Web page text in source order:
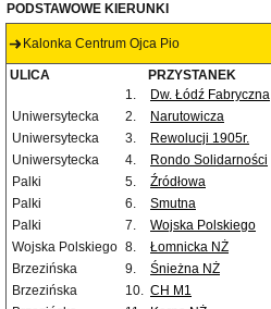
PODSTAWOWE KIERUNKI
Kalonka Centrum Ojca Pio
ULICA PRZYSTANEK
1.
Dw. Łódź Fabryczna
Uniwersytecka
2. Narutowicza
Uniwersytecka
3. Rewolucji 1905r.
Uniwersytecka
4. Rondo Solidarności
Palki
5. Źródłowa
Palki
6. Smutna
Palki
7. Wojska Polskiego
Wojska Polskiego 8. Łomnicka NŻ
Brzezińska
9. Śnieżna NŻ
Brzezińska
10. CH M1